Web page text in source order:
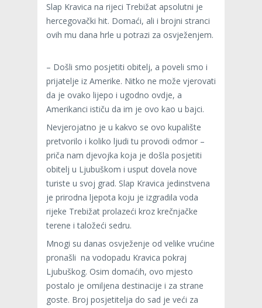
Slap Kravica na rijeci Trebižat apsolutni je
hercegovački hit. Domaći, ali i brojni stranci
ovih mu dana hrle u potrazi za osvježenjem.
– Došli smo posjetiti obitelj, a poveli smo i
prijatelje iz Amerike. Nitko ne može vjerovati
da je ovako lijepo i ugodno ovdje, a
Amerikanci ističu da im je ovo kao u bajci.
Nevjerojatno je u kakvo se ovo kupalište
pretvorilo i koliko ljudi tu provodi odmor –
priča nam djevojka koja je došla posjetiti
obitelj u Ljubuškom i usput dovela nove
turiste u svoj grad. Slap Kravica jedinstvena
je prirodna ljepota koju je izgradila voda
rijeke Trebižat prolazeći kroz krečnjačke
terene i taložeći sedru.
Mnogi su danas osvježenje od velike vrućine
pronašli na vodopadu Kravica pokraj
Ljubuškog. Osim domaćih, ovo mjesto
postalo je omiljena destinacije i za strane
goste. Broj posjetitelja do sad je veći za